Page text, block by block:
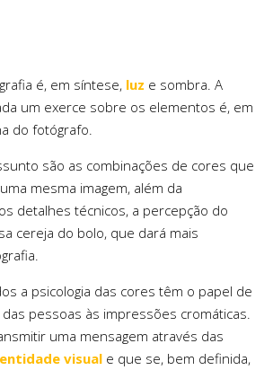
é, em síntese, luz e sombra. A
um exerce sobre os elementos é, em
do fotógrafo.
são as combinações de cores que
mesma imagem, além da
detalhes técnicos, a percepção do
cereja do bolo, que dará mais
a psicologia das cores têm o papel de
pessoas às impressões cromáticas.
uma mensagem através das
visual e que se, bem definida,